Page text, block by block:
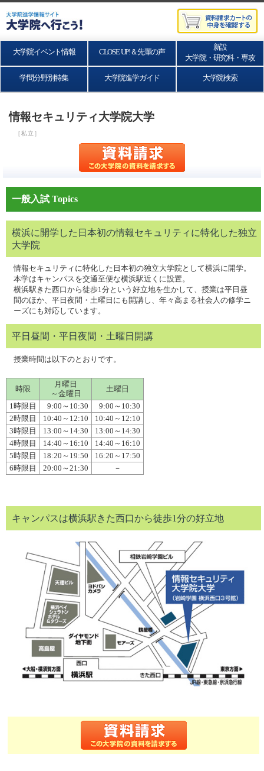
大学院イベント情報 CLOSE UP!＆先輩の声
新設
大学院・研究科・専攻
学問分野別特集 大学院進学ガイド 大学院検索
情報セキュリティ大学院大学
［私立］
一般入試 Topics
横浜に開学した日本初の情報セキュリティに特化した独立
大学院
情報セキュリティに特化した日本初の独立大学院として横浜に開学。
本学はキャンパスを交通至便な横浜駅近くに設置。
横浜駅きた西口から徒歩1分という好立地を生かして、授業は平日昼
間のほか、平日夜間・土曜日にも開講し、年々高まる社会人の修学ニ
ーズにも対応しています。
平日昼間・平日夜間・土曜日開講
授業時間は以下のとおりです。
時限
月曜日
～金曜日
土曜日
1時限目 9:00～10:30
9:00～10:30
2時限目
10:40～12:10
10:40～12:10
3時限目
13:00～14:30
13:00～14:30
4時限目
14:40～16:10
14:40～16:10
5時限目
18:20～19:50
16:20～17:50
6時限目
20:00～21:30 －
キャンパスは横浜駅きた西口から徒歩1分の好立地